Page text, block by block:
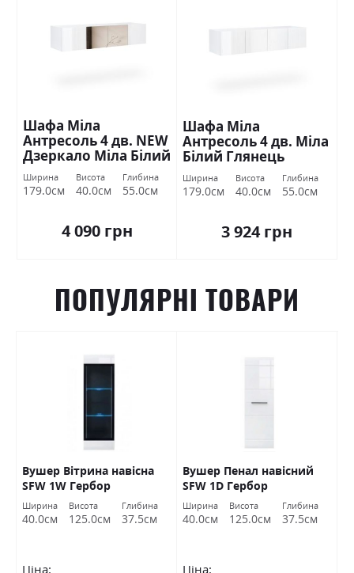
Шафа Міла
Антресоль 4 дв. NEW
Дзеркало Міла Білий
Глянець Міромарк
Ширина
179.0см
Висота
40.0см
Глибина
55.0см
4 090 грн
Шафа Міла
Антресоль 4 дв. Міла
Білий Глянець
Міромарк
Ширина
179.0см
Висота
40.0см
Глибина
55.0см
3 924 грн
ПОПУЛЯРНІ ТОВАРИ
Вушер Вітрина навісна
SFW 1W Гербор
Ширина
40.0см
Висота
125.0см
Глибина
37.5см
Вушер Пенал навісний
SFW 1D Гербор
Ширина
40.0см
Висота
125.0см
Глибина
37.5см